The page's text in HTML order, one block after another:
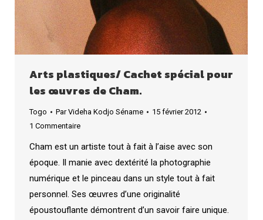
Arts plastiques/ Cachet spécial pour
les œuvres de Cham.
Togo ParVideha Kodjo Séname
15 février 2012
1 Commentaire
Cham est un artiste tout à fait à l’aise avec son
époque. Il manie avec dextérité la photographie
numérique et le pinceau dans un style tout à fait
personnel. Ses œuvres d’une originalité
époustouflante démontrent d’un savoir faire unique.